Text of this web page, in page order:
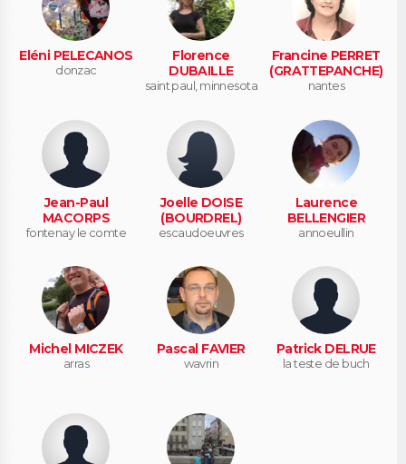
Eléni PELECANOS
donzac
Florence
DUBAILLE
saint paul, minnesota
Francine PERRET
(GRATTEPANCHE)
nantes
Jean-Paul
MACORPS
fontenay le comte
Joelle DOISE
(BOURDREL)
escaudoeuvres
Laurence
BELLENGIER
annoeullin
Michel MICZEK
arras
Pascal FAVIER
wavrin
Patrick DELRUE
la teste de buch